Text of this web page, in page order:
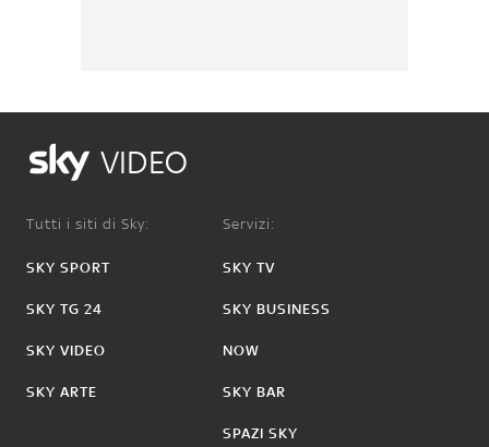
VIDEO
Tutti i siti di Sky:
SKY SPORT
SKY TG 24
SKY VIDEO
SKY ARTE
Servizi:
SKY TV
SKY BUSINESS
NOW
SKY BAR
SPAZI SKY